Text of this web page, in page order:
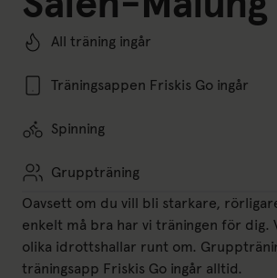
All träning ingår
Träningsappen Friskis Go ingår
Spinning
Gruppträning
Oavsett om du vill bli starkare,
enkelt må bra har vi träningen för dig.
olika idrottshallar runt om.
träningsapp Friskis Go ingår alltid.